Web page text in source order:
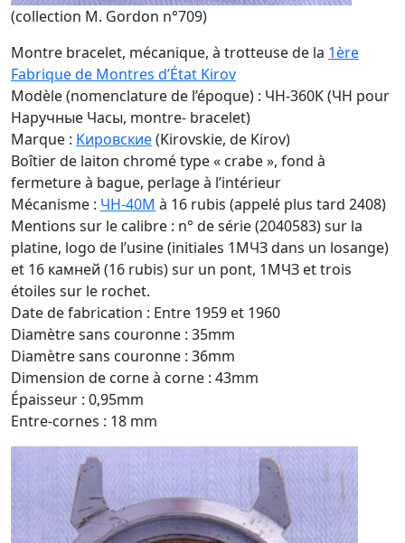
(collection M. Gordon n°709)
Montre bracelet, mécanique, à trotteuse de la 1ère
Fabrique de Montres d’État Kirov
Modèle (nomenclature de l’époque) : ЧH-360K (ЧH pour
Наручные Часы, montre- bracelet)
Marque : Kировские(Kirovskie, de Kirov)
Boîtier de laiton chromé type « crabe », fond à
fermeture à bague, perlage à l’intérieur
Mécanisme : ЧН-40М à 16 rubis (appelé plus tard 2408)
Mentions sur le calibre : n° de série (2040583) sur la
platine, logo de l’usine (initiales 1MЧЗ dans un losange)
et 16 камней (16 rubis) sur un pont, 1MЧЗ et trois
étoiles sur le rochet.
Date de fabrication : Entre 1959 et 1960
Diamètre sans couronne : 35mm
Diamètre sans couronne : 36mm
Dimension de corne à corne : 43mm
Épaisseur : 0,95mm
Entre-cornes : 18 mm